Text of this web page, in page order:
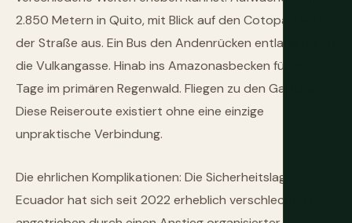
2.850 Metern in Quito, mit Blick auf den Cotopaxi von
der Straße aus. Ein Bus den Andenrücken entlang durch
die Vulkangasse. Hinab ins Amazonasbecken für drei
Tage im primären Regenwald. Fliegen zu den Galápagos.
Diese Reiseroute existiert ohne eine einzige
unpraktische Verbindung.
Die ehrlichen Komplikationen: Die Sicherheitslage in
Ecuador hat sich seit 2022 erheblich verschlechtert,